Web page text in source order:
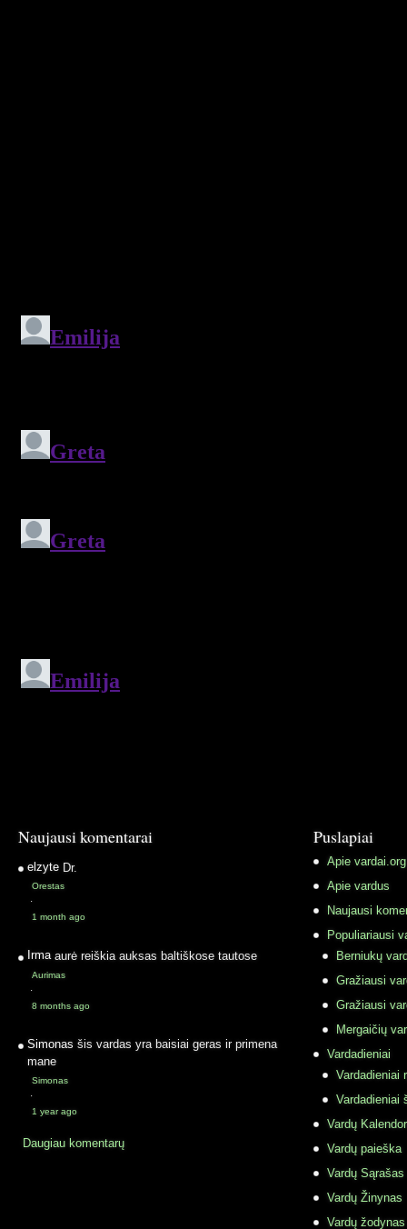
Naujausi komentarai
elzyte Dr.
Orestas
·
1 month ago
Irma aurė reiškia auksas baltiškose tautose
Aurimas
·
8 months ago
Simonas šis vardas yra baisiai geras ir primena
mane
Simonas
·
1 year ago
Daugiau komentarų
Puslapiai
Apie vardai.org
Apie vardus
Naujausi
Populiariausi
Berniukų
Gražiausi
Gražiausi
Mergaičių
Vardadieniai
Vardadieniai
Vardadieniai
Vardų
Vardų paieška
Vardų Sąrašas
Vardų Žinynas
Vardų